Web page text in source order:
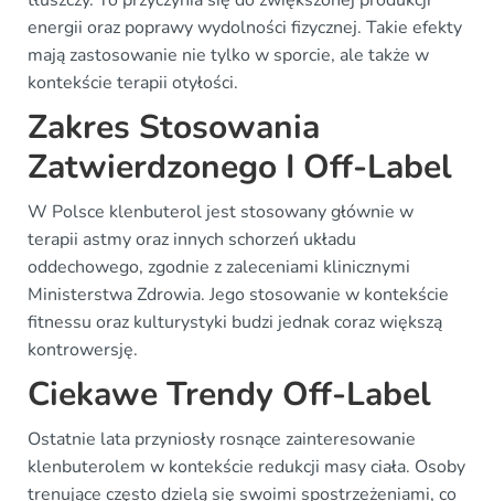
energii oraz poprawy wydolności fizycznej. Takie efekty
mają zastosowanie nie tylko w sporcie, ale także w
kontekście terapii otyłości.
Zakres Stosowania
Zatwierdzonego I Off-Label
W Polsce klenbuterol jest stosowany głównie w
terapii astmy oraz innych schorzeń układu
oddechowego, zgodnie z zaleceniami klinicznymi
Ministerstwa Zdrowia. Jego stosowanie w kontekście
fitnessu oraz kulturystyki budzi jednak coraz większą
kontrowersję.
Ciekawe Trendy Off-Label
Ostatnie lata przyniosły rosnące zainteresowanie
klenbuterolem w kontekście redukcji masy ciała. Osoby
trenujące często dzielą się swoimi spostrzeżeniami, co